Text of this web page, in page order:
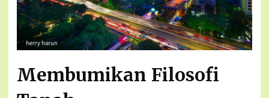
Membumikan Filosofi